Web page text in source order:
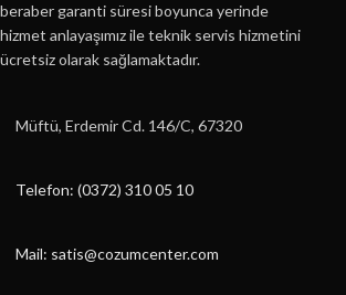
beraber garanti süresi boyunca yerinde
hizmet anlayaşımız ile teknik servis hizmetini
ücretsiz olarak sağlamaktadır.
Müftü, Erdemir Cd. 146/C, 67320
Telefon: (0372) 310 05 10
Mail: satis@cozumcenter.com